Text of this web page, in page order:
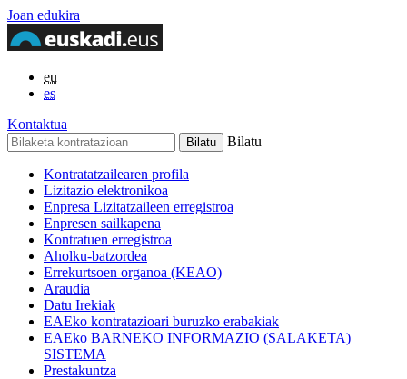
Joan edukira
eu
es
Kontaktua
Bilatu
Kontratatzailearen profila
Lizitazio elektronikoa
Enpresa Lizitatzaileen erregistroa
Enpresen sailkapena
Kontratuen erregistroa
Aholku-batzordea
Errekurtsoen organoa (KEAO)
Araudia
Datu Irekiak
EAEko kontratazioari buruzko erabakiak
EAEko BARNEKO INFORMAZIO (SALAKETA)
SISTEMA
Prestakuntza